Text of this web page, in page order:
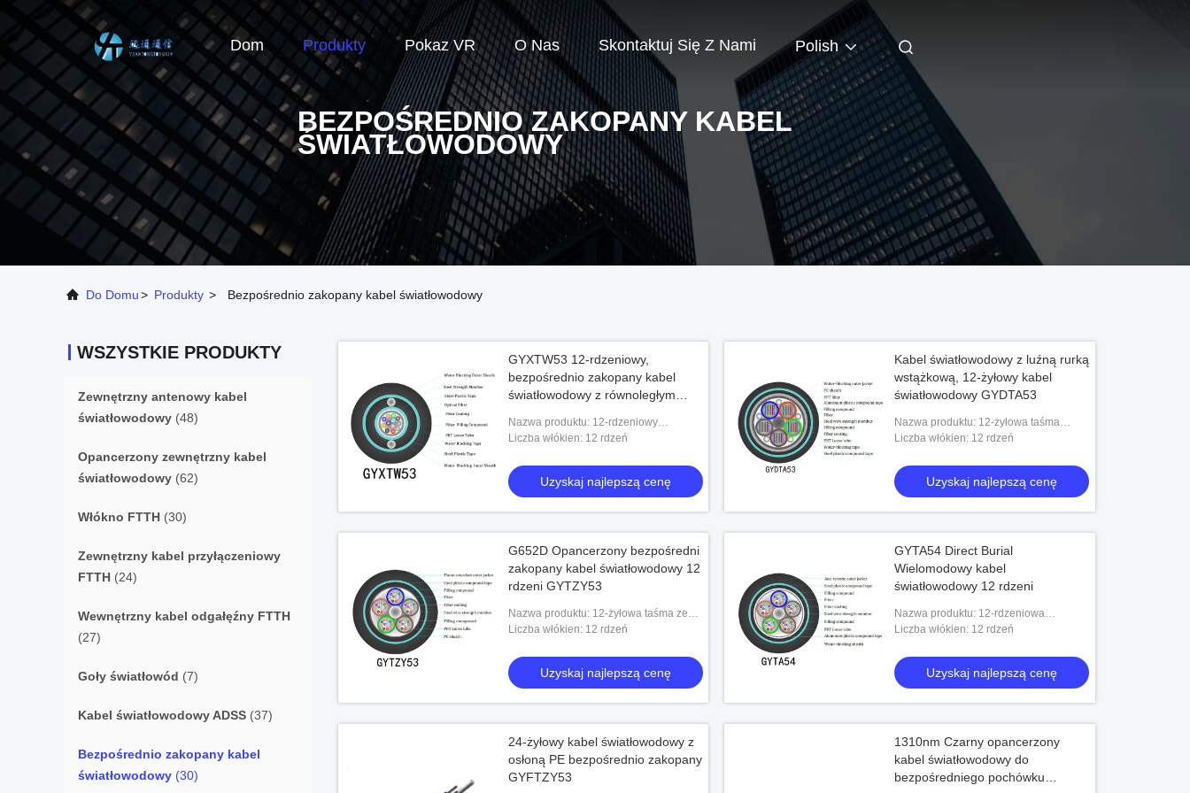
Dom Produkty Pokaz VR O Nas Skontaktuj Się Z Nami Polish
BEZPOŚREDNIO ZAKOPANY KABEL
ŚWIATŁOWODOWY
Do Domu> Produkty > Bezpośrednio zakopany kabel światłowodowy
WSZYSTKIE PRODUKTY
Zewnętrzny antenowy kabel
światłowodowy (48)
Opancerzony zewnętrzny kabel
światłowodowy (62)
Włókno FTTH (30)
Zewnętrzny kabel przyłączeniowy
FTTH (24)
Wewnętrzny kabel odgałęźny FTTH
(27)
Goły światłowód (7)
Kabel światłowodowy ADSS (37)
Bezpośrednio zakopany kabel
światłowodowy (30)
GYXTW53 12-rdzeniowy,
bezpośrednio zakopany kabel
światłowodowy z równoległym
Nazwa produktu: 12-rdzeniowy
równoległy drut stalowy Wzdłużna falista
światłowodowy
Liczba włókien: 12 rdzeń
Uzyskaj najlepszą cenę
Kabel światłowodowy z luźną rurką
wstążkową, 12-żyłowy kabel
światłowodowy GYDTA53
Nazwa produktu: 12-żyłowa taśma
światłowodowa Luźna tuba Osłona
stalowa falista Opancer
Liczba włókien: 12 rdzeń
Uzyskaj najlepszą cenę
G652D Opancerzony bezpośredni
zakopany kabel światłowodowy 12
rdzeni GYTZY53
Nazwa produktu: 12-żyłowa taśma ze
stali falistej Opancerzona zewnętrzna
światłowodowy
Liczba włókien: 12 rdzeń
Uzyskaj najlepszą cenę
GYTA54 Direct Burial
Wielomodowy kabel
światłowodowy 12 rdzeni
Nazwa produktu: 12-rdzeniowa
aluminiowa osłona PE z falistej stalowej
światłow
Liczba włókien: 12 rdzeń
Uzyskaj najlepszą cenę
24-żyłowy kabel światłowodowy z
osłoną PE bezpośrednio zakopany
GYFTZY53
1310nm Czarny opancerzony
kabel światłowodowy do
bezpośredniego pochówku